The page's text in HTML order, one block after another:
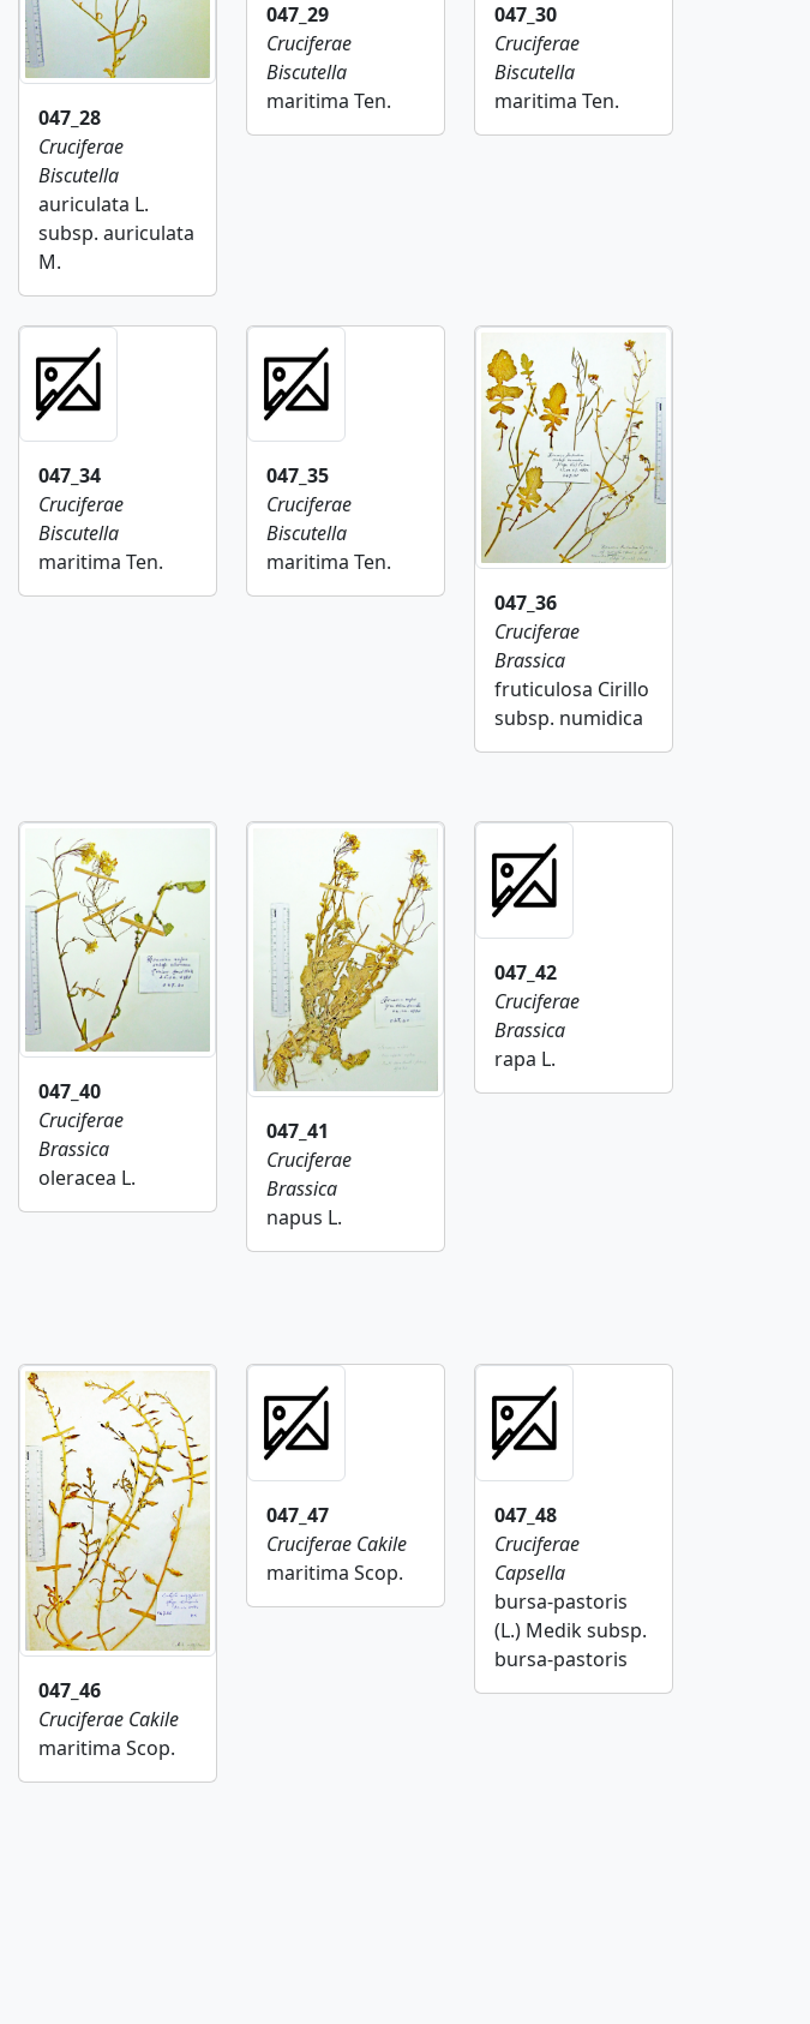
047_28
Cruciferae
Biscutella
auriculata L.
subsp. auriculata
M.
047_29
Cruciferae
Biscutella
maritima Ten.
047_30
Cruciferae
Biscutella
maritima Ten.
047_34
Cruciferae
Biscutella
maritima Ten.
047_35
Cruciferae
Biscutella
maritima Ten.
047_36
Cruciferae
Brassica
fruticulosa Cirillo
subsp. numidica
047_40
Cruciferae
Brassica
oleracea L.
047_41
Cruciferae
Brassica
napus L.
047_42
Cruciferae
Brassica
rapa L.
047_46
Cruciferae Cakile
maritima Scop.
047_47
Cruciferae Cakile
maritima Scop.
047_48
Cruciferae
Capsella
bursa-pastoris
(L.) Medik subsp.
bursa-pastoris